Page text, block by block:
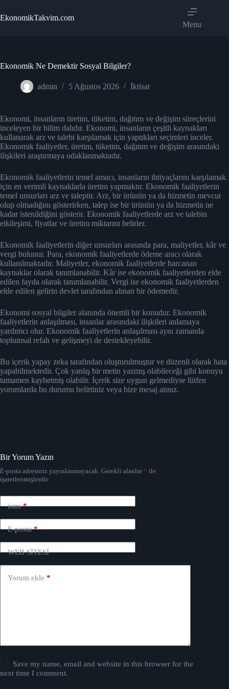
to
content
EkonomikTakvim.com
Menu
Ekonomik Ne Demektir Sosyal Bilgiler?
admin 5 Ağustos 2026 İktisat
Ekonomi, insanların üretim, tüketim, dağıtım ve değişim süreçlerini
inceleyen bir bilim dalıdır. Ekonomi, insanların çeşitli kaynakları
kullanarak arz ve talebi karşılamak için yaptıkları seçimleri inceler.
Ekonomik faaliyetler, üretim, tüketim, dağıtım ve değişim arasındaki
ilişkileri araştırmaya odaklanmaktadır.
Ekonomik faaliyetlerin temel amacı, insanların ihtiyaçlarını karşılamak
için en verimli kaynaklarla üretim yapmaktır. Ekonomik faaliyetlerin
temel unsurları arz ve taleptir. Arz, bir ürünün ya da hizmetin mevcut
olup olmadığını gösterirken, talep ise bir ürünün ya da hizmetin ne
kadar istenildiğini gösterir. Ekonomik faaliyetlerde arz ve talebin
etkileşimi, fiyatlar ve üretim miktarını belirler.
Ekonomik faaliyetlerin diğer unsurları arasında para, maliyetler, kâr ve
vergi bulunur. Para, ekonomik faaliyetlerde ödeme aracı olarak
kullanılmaktadır. Maliyetler, ekonomik faaliyetlerde harcanan
kaynaklar olarak tanımlanabilir. Kâr ise ekonomik faaliyetlerden elde
edilen fayda olarak tanımlanabilir. Vergi ise ekonomik faaliyetlerden
elde edilen gelirin devlet tarafından alınan bir ödemedir.
Ekonomi sosyal bilgiler alanında önemli bir konudur. Ekonomik
faaliyetlerin anlaşılması, insanlar arasındaki ilişkileri anlamaya
yardımcı olur. Ekonomik faaliyetlerin anlaşılması aynı zamanda
toplumsal refah ve gelişmeyi de destekleyebilir.
Bu içerik yapay zeka tarafından oluşturulmuştur ve düzenli olarak hata
yapabilmektedir. Çok yanlış bir metin yazmış olabileceği gibi konuyu
tamamen kaybetmiş olabilir. İçerik size uygun gelmediyse lütfen
yorumlarda bu durumu belirtiniz veya bize mesaj atınız.
Bir Yorum Yazın
E-posta adresiniz yayınlanmayacak. Gerekli alanlar* ile
işaretlenmişlerdir
isim*
E-posta*
WEB SİTESİ
Yorum ekle *
Save my name, email and website in this browser for the
next time I comment.